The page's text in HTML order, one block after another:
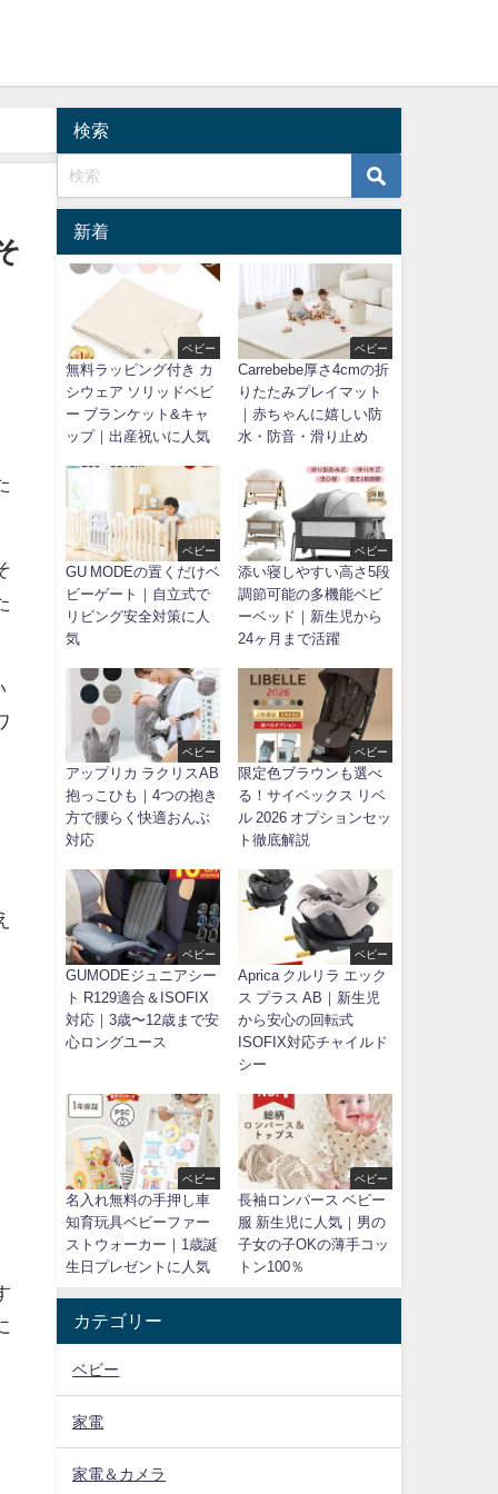
検索
新着
ベビー
無料ラッピング付き カ
シウェア ソリッドベビ
ー ブランケット&キャ
ップ｜出産祝いに人気
ベビー
Carrebebe厚さ4cmの折
りたたみプレイマット
｜赤ちゃんに嬉しい防
水・防音・滑り止め
ベビー
GU MODEの置くだけベ
ビーゲート｜自立式で
リビング安全対策に人
気
ベビー
添い寝しやすい高さ5段
調節可能の多機能ベビ
ーベッド｜新生児から
24ヶ月まで活躍
ベビー
アップリカ ラクリスAB
抱っこひも｜4つの抱き
方で腰らく快適おんぶ
対応
ベビー
限定色ブラウンも選べ
る！サイベックス リベ
ル 2026 オプションセッ
ト徹底解説
ベビー
GUMODEジュニアシー
ト R129適合＆ISOFIX
対応｜3歳〜12歳まで安
心ロングユース
ベビー
Aprica クルリラ エック
ス プラス AB｜新生児
から安心の回転式
ISOFIX対応チャイルド
シー
ベビー
名入れ無料の手押し車
知育玩具ベビーファー
ストウォーカー｜1歳誕
生日プレゼントに人気
ベビー
長袖ロンパース ベビー
服 新生児に人気｜男の
子女の子OKの薄手コッ
トン100％
カテゴリー
ベビー
家電
家電＆カメラ